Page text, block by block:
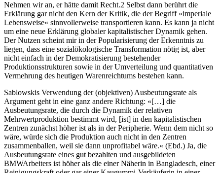
Nehmen wir an, er hätte damit Recht.2 Selbst dann berührt die
Erklärung gar nicht den Kern der Kritik, die der Begriff »imperiale
Lebensweise« sinnvollerweise transportieren kann. Es kann ja nicht
um eine neue Erklärung globaler kapitalistischer Dynamik gehen.
Der Nutzen scheint mir in der Popularisierung der Erkenntnis zu
liegen, dass eine sozialökologische Transformation nötig ist, aber
nicht einfach in der Demokratisierung bestehender
Produktionsstrukturen sowie in der Umverteilung und quantitativen
Vermehrung des heutigen Warenreichtums bestehen kann.
Sablowskis Verwendung der (objektiven) Ausbeutungsrate als
Argument geht in eine ganz andere Richtung: «[…] die
Ausbeutungsrate, die durch die Dynamik der relativen
Mehrwertproduktion bestimmt wird, [ist] in den kapitalistischen
Zentren zunächst höher ist als in der Peripherie. Wenn dem nicht so
wäre, würde sich die Produktion auch nicht in den Zentren
zusammenballen, weil sie dann unprofitabel wäre.« (Ebd.) Ja, die
Ausbeutungsrate eines gut bezahlten und ausgebildeten
BMWArbeiters ist höher als die einer Näherin in Bangladesch, einer